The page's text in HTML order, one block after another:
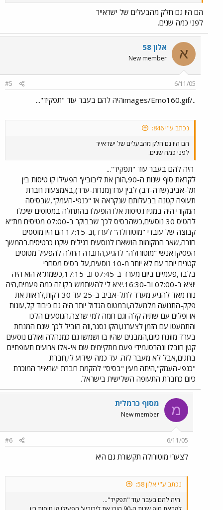
הם היו גם חלק מהבעלים של ישראייר
לפני כמה שנים.
א אלון 58
New member
6/11/05
#5
../images/Emo160.gifהיה להם בעבר עוד "תפקיד"...
נכתב ע"י 846:
הם היו גם חלק מהבעלים של ישראייר
לפני כמה שנים.
היה להם בעבר עוד "תפקיד"...
לקראת סוף שנות ה-90,הורן את ליבוביץ' הפעילו קו טיסות בין
תל-אביב(שדה-דב) לבין ערד(מנחת-ערד),באמצעות חברת
תעופה קטנה בבעלותם שנקראה אז "כנפי-העמק",שבסיסה
המקורי היה במגידו.טיסות אלו הופעלו בהתחלה במטוסים שיכלו
להטיס 30 נוסעים,כשהבסיס לכך שבבוקר ב-07:00 מטיסים מת"א
קבוצה של עובדי "מוטורולה" לערד,וב-17:15 הם היו מוטסים
חזרה,שאר המקומות הושארו לנוסעים רגילים שקנו כרטיסים.בהמשך
הפסיקו אנשי "מוטורולה" להגיע,החברה החלה להפעיל מטוסים
קטנים יותר עם לא יותר מ-10 נוסעים,על בסיס מסחרי
בלבד,פעמיים ביום מערד ב-07:45 וב-17:15,כשמת"א הוא היה
יוצא ב-07:00 וב-16:30.יצא לי להשתמש בקו זה כמה פעמים,היה
נוח מאד להגיע מערד לתל-אביב ב-25 עד 30 דקות,לראות את
פקק-התנועה מלמעלה,ובמטוס הגדול יותר היה גם כיבוד קל,עוגות
או ופלים עם שתיה קלה וגם חמה למי שרצה.הנוסעים הלכו
והתמעטו עם הזמן לצערנו,והקו נסגר,וזה הוביל לכך שגם המנחת
בערד מוזנח כיום,המבנים שהיו בו ושמשו גם כמנהלה ואולם נוסעים
קטן חובלו ונהרסו.מידי פעם מתקיימים שם אי-אלו ארועים תעופתיים
בחגים,אבל לא מעבר לזה. עד כמה שידוע לי,חברת
"כנפי-העמק",היתה מעין "בסיס" להקמת חברת ישראייר המוכרת
כיום כחברת התעופה השלישית בישראל.
מ מסוף כרמלית
New member
6/11/05
#6
לצערי מוטורולה תקשורת גם היא
נכתב ע"י אלון 58:
היה להם בעבר עוד "תפקיד"...